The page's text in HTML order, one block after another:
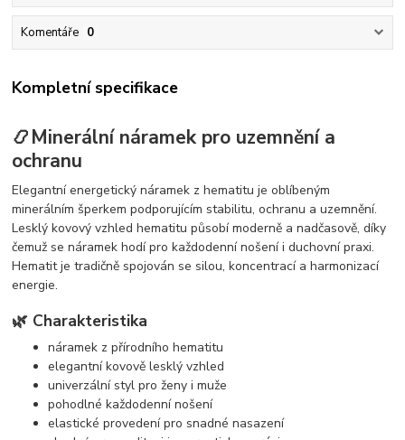
Komentáře 0
Kompletní specifikace
📿Minerální náramek pro uzemnění a
ochranu
Elegantní energetický náramek z hematitu je oblíbeným
minerálním šperkem podporujícím stabilitu, ochranu a uzemnění.
Lesklý kovový vzhled hematitu působí moderně a nadčasově, díky
čemuž se náramek hodí pro každodenní nošení i duchovní praxi.
Hematit je tradičně spojován se silou, koncentrací a harmonizací
energie.
🌿 Charakteristika
náramek z přírodního hematitu
elegantní kovově lesklý vzhled
univerzální styl pro ženy i muže
pohodlné každodenní nošení
elastické provedení pro snadné nasazení